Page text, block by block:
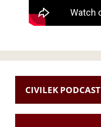
CIVILEK PODCAST